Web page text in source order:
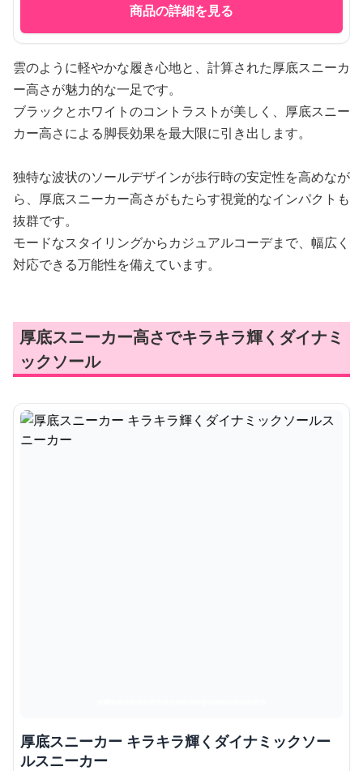
商品の詳細を見る
雲のように軽やかな履き心地と、計算された厚底スニーカ
ー高さが魅力的な一足です。
ブラックとホワイトのコントラストが美しく、厚底スニー
カー高さによる脚長効果を最大限に引き出します。
独特な波状のソールデザインが歩行時の安定性を高めなが
ら、厚底スニーカー高さがもたらす視覚的なインパクトも
抜群です。
モードなスタイリングからカジュアルコーデまで、幅広く
対応できる万能性を備えています。
厚底スニーカー高さでキラキラ輝くダイナミ
ックソール
厚底スニーカー キラキラ輝くダイナミックソー
ルスニーカー